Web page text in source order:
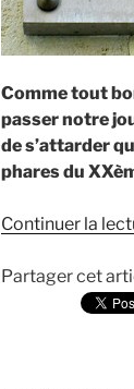
Comme tout
passer notre
de s’attarder
phares du
Continuer la
Partager cet